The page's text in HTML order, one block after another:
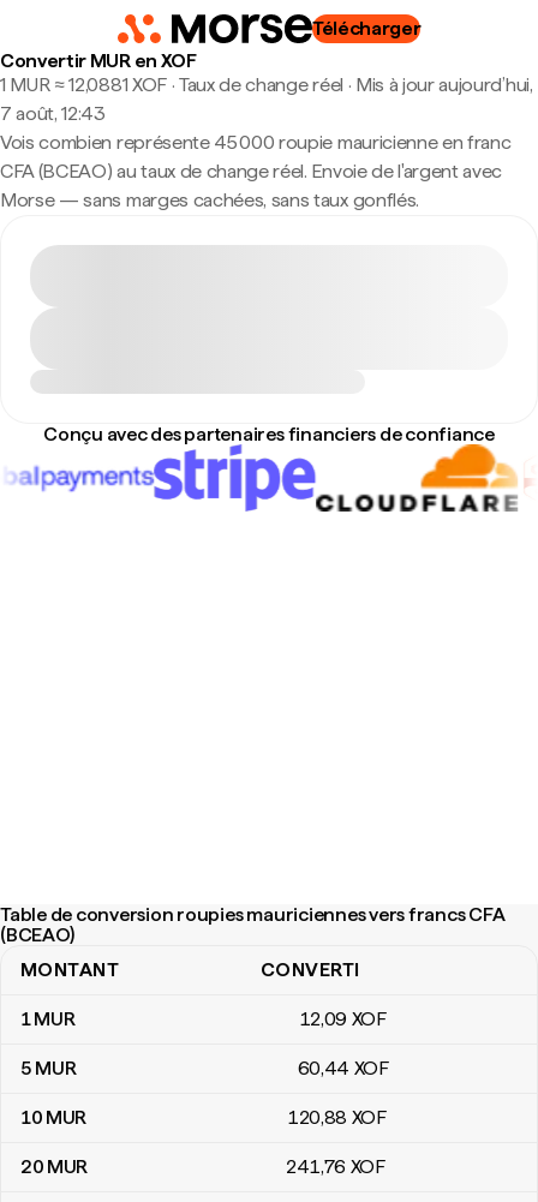
Télécharger
Convertir MUR en XOF
1 MUR ≈ 12,0881 XOF · Taux de change réel · Mis à jour aujourd’hui,
7 août, 12:43
Vois combien représente 45 000 roupie mauricienne en franc
CFA (BCEAO) au taux de change réel. Envoie de l'argent avec
Morse — sans marges cachées, sans taux gonflés.
Conçu avec des partenaires financiers de confiance
Table de conversion roupies mauriciennes vers francs CFA
(BCEAO)
Table de conversion roupies mauriciennes vers francs CFA
MONTANT CONVERTI
1MUR 12,09 XOF
5 MUR 60,44 XOF
10 MUR 120,88 XOF
20 MUR 241,76 XOF